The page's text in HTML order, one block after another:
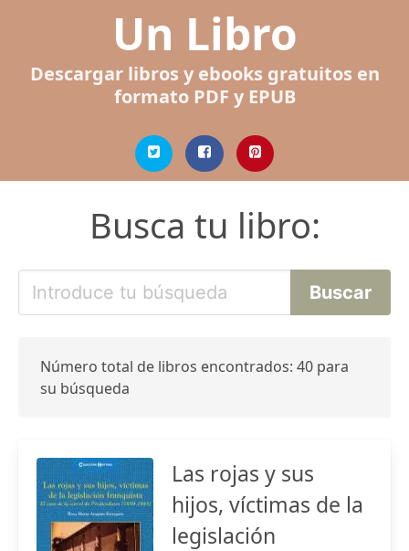
Un Libro
Descargar libros y ebooks gratuitos en
formato PDF y EPUB
Busca tu libro:
Número total de libros encontrados: 40 para
su búsqueda
Las rojas y sus
hijos, víctimas de la
legislación